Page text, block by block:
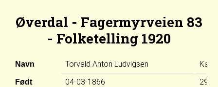
Øverdal - Fagermyrveien 83
- Folketelling 1920
Navn
Født
Torvald Anton Ludvigsen
04-03-1866
29-